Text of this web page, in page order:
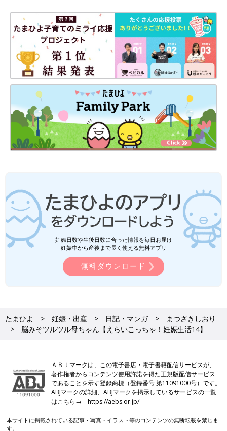
妊娠日数や生後日数に合った情報を毎日お届け
妊娠中から産後まで長く使える無料アプリ
無料ダウンロード
たまひよ 妊娠・出産 日記・マンガ
まつざきしおり
脳みそツルツル母ちゃん【えらいこっちゃ！妊娠生活14】
ＡＢＪマークは、この電子書店・電子書籍配信サービスが、
著作権者からコンテンツ使用許諾を得た正規版配信サービス
であることを示す登録商標（登録番号 第11091000号）です。
ABJマークの詳細、ABJマークを掲示しているサービスの一覧
はこちら→https://aebs.or.jp/
本サイトに掲載されている記事・写真・イラスト等のコンテンツの無断転載を禁じま
す。